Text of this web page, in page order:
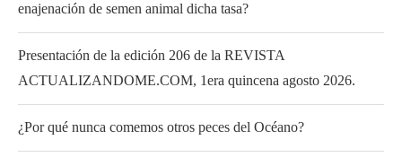
enajenación de semen animal dicha tasa?
Presentación de la edición 206 de la REVISTA
ACTUALIZANDOME.COM, 1era quincena agosto 2026.
¿Por qué nunca comemos otros peces del Océano?